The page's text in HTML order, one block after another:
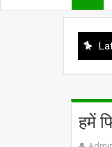
हमें